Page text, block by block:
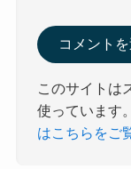
このサイトは
使っています。
はこちらをご